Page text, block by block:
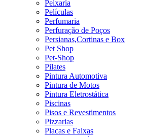
Peixaria
Películas
Perfumaria
Perfuração de Poços
Persianas,Cortinas e Box
Pet Shop
Pet-Shop
Pilates
Pintura Automotiva
Pintura de Motos
Pintura Eletrostática
Piscinas
Pisos e Revestimentos
Pizzarias
Placas e Faixas